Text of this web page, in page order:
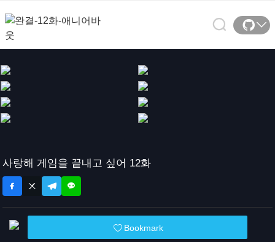
사랑해 게임을 끝내고 싶어 12화
Bookmark